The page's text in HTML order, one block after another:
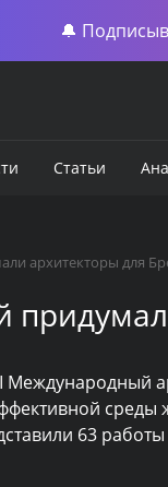
🔔
Статьи
архитекторы для
среды
63 работы